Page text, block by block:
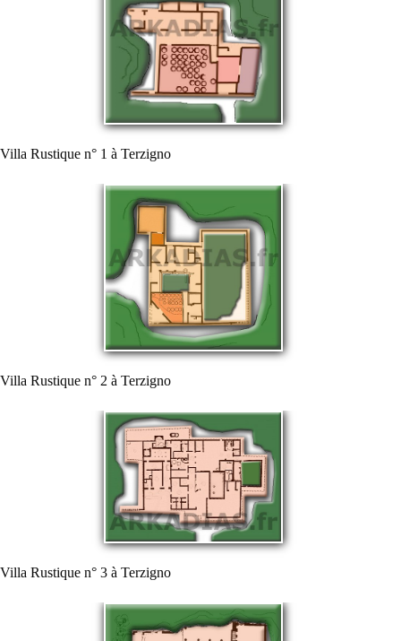
Villa Rustique n° 1 à Terzigno
Villa Rustique n° 2 à Terzigno
Villa Rustique n° 3 à Terzigno